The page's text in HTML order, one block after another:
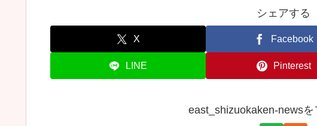
シェアする
X Facebook
LINE Pinterest
east_shizuokaken-newsを